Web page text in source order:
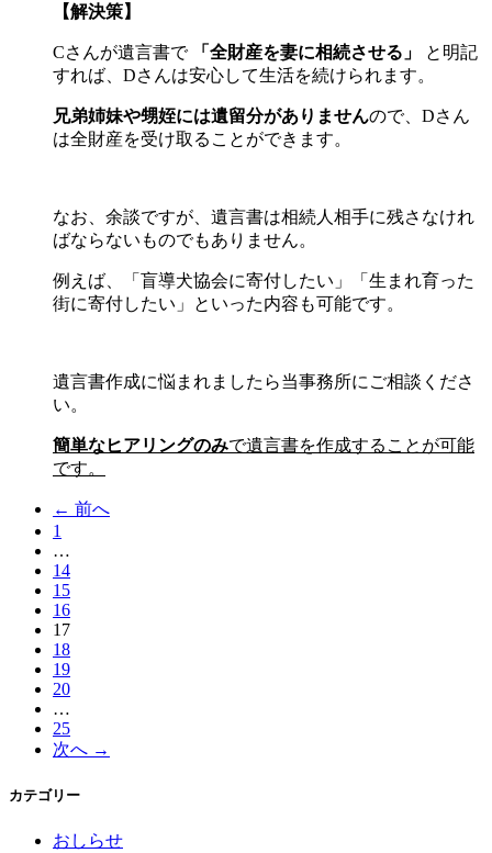
【解決策】
Cさんが遺言書で 「全財産を妻に相続させる」
と明記
すれば、Dさんは安心して生活を続けられます。
兄弟姉妹や甥姪には遺留分がありませんので、Dさん
は全財産を受け取ることができます。
なお、余談ですが、遺言書は相続人相手に残さなけれ
ばならないものでもありません。
例えば、「盲導犬協会に寄付したい」「生まれ育った
街に寄付したい」といった内容も可能です。
遺言書作成に悩まれましたら当事務所にご相談くださ
い。
簡単なヒアリングのみで遺言書を作成することが可能
です。
← 前へ
1
…
14
15
16
17（こ
の
ペ
ー
18
19
20
…
25
次へ →
カテゴリー
おしらせ